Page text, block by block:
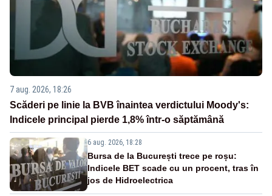
7 aug. 2026, 18:26
Scăderi pe linie la BVB înaintea verdictului Moody's:
Indicele principal pierde 1,8% într-o săptămână
6 aug. 2026, 18:28
Bursa de la București trece pe roșu:
Indicele BET scade cu un procent, tras în
jos de Hidroelectrica